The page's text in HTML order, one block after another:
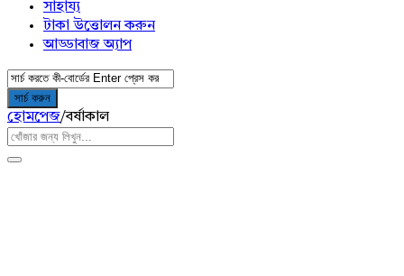
সাহায্য
টাকা উত্তোলন করুন
আড্ডাবাজ অ্যাপ
হোমপেজ/বর্ষাকাল